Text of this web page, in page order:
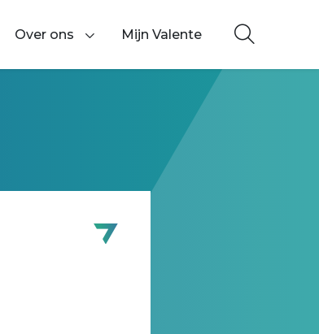
Over ons
Toon onderliggende navigatie items
Mijn Valente